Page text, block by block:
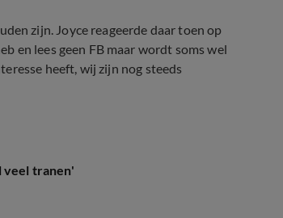
zijn. Joyce reageerde daar toen op
en lees geen FB maar wordt soms wel
heeft, wij zijn nog steeds
veel tranen'